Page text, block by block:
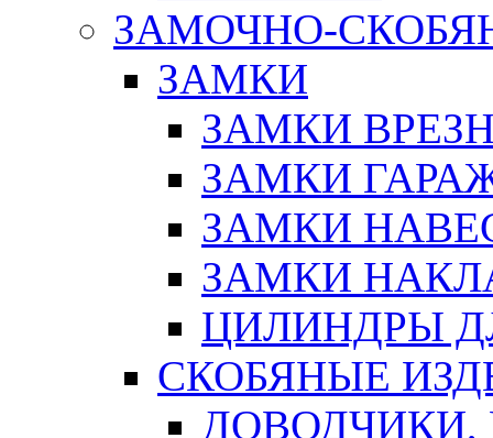
ЗАМОЧНО-
ЗАМКИ
ЗАМКИ
ЗАМКИ
ЗАМКИ
ЗАМКИ
ЦИЛИНДРЫ
СКОБЯНЫЕ